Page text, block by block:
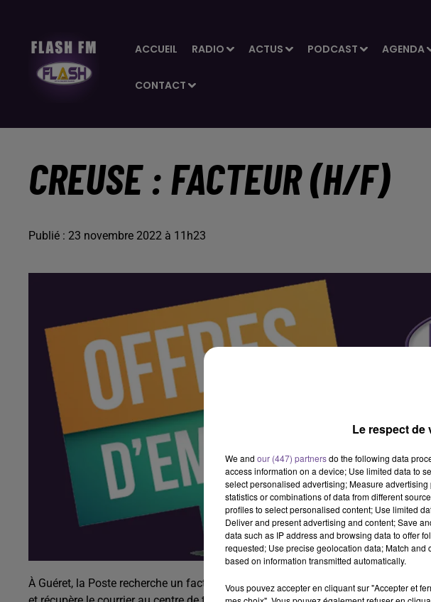
ACCUEIL RADIO ACTUS PODCAST AGENDA
CONTACT
CREUSE : FACTEUR (H/F)
Publié : 23 novembre 2022 à 11h23
À Guéret, la Poste recherche un facteur (H/F). Vous effectuez une tournée
Le respect de
We and our (447) partnersdo the following data
access information on a device; Use limited data to
select personalised advertising; Measure
statistics or combinations of data from different
profiles to select personalised content; Use limited
Deliver and present advertising and content; Save
data such as IP address and browsing data to offer
requested; Use precise geolocation data; Match
based on information transmitted automatically.
Vous pouvez accepter en cliquant sur "Accepter et